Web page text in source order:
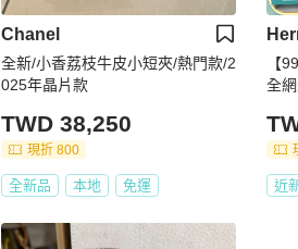
Chanel
全新/小香荔枝牛皮小短夾/熱門款/2
025年晶片款
TWD 38,250
現折 800
全新品 本地 免運
【
全
包
近